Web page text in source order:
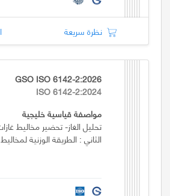
نظرة سريعة
GSO ISO 6142-2:2026
ISO 6142-2:2024
مواصفة قياسية خليجية
تحليل الغاز- تحضير مخاليط
الثاني : الطريقة الوزنية